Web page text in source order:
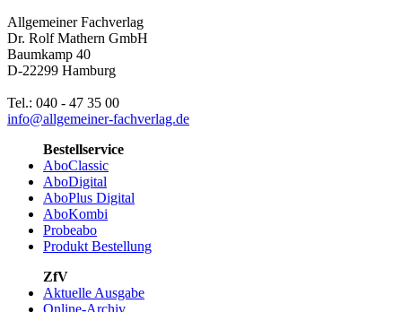
Allgemeiner Fachverlag
Dr. Rolf Mathern GmbH
Baumkamp 40
D-22299 Hamburg
Tel.: 040 - 47 35 00
info@allgemeiner-fachverlag.de
Bestellservice
AboClassic
AboDigital
AboPlus Digital
AboKombi
Probeabo
Produkt Bestellung
ZfV
Aktuelle Ausgabe
Online-Archiv